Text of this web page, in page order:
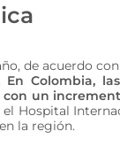
de acuerdo
En Colombia,
un
Hospital
la región.